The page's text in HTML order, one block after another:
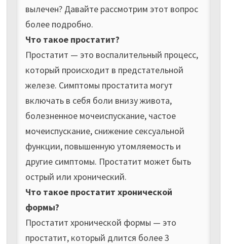
вылечен? Давайте рассмотрим этот вопрос
более подробно.
Что такое простатит?
Простатит — это воспалительный процесс,
который происходит в предстательной
железе. Симптомы простатита могут
включать в себя боли внизу живота,
болезненное мочеиспускание, частое
мочеиспускание, снижение сексуальной
функции, повышенную утомляемость и
другие симптомы. Простатит может быть
острый или хронический.
Что такое простатит хронической
формы?
Простатит хронической формы — это
простатит, который длится более 3